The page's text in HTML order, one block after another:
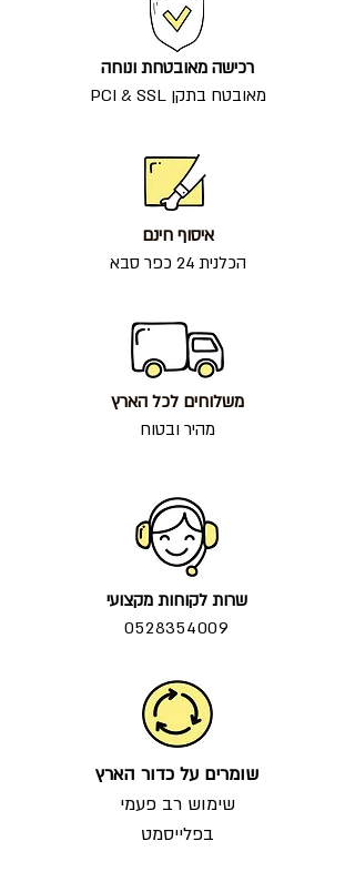
רכישה מאובטחת ונוחה
מאובטח בתקן PCI & SSL
איסוף חינם
הכלנית 24 כפר סבא
משלוחים לכל הארץ
מהיר ובטוח
שרות לקוחות מקצועי
0528354009
שומרים על כדור הארץ
שימוש רב פעמי
בפלייסמט